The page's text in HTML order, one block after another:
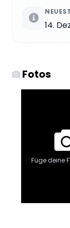
14.
Fotos
Füge deine